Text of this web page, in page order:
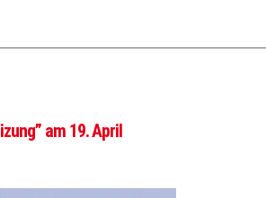
am 19. April